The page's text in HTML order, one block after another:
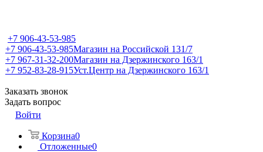
+7 906-43-53-985
+7 906-43-53-985Магазин на Российской 131/7
+7 967-31-32-200Магазин на Дзержинского 163/1
+7 952-83-28-915Уст.Центр на Дзержинского 163/1
Заказать звонок
Задать вопрос
Войти
Корзина0
Отложенные0